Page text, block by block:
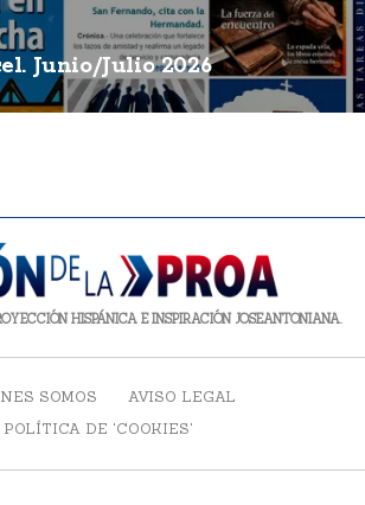
Junio/Julio 2026
HISPÁNICA E INSPIRACIÓN JOSEANTONIANA.
SOMOS
AVISO LEGAL
POLÍTICA DE 'COOKIES'